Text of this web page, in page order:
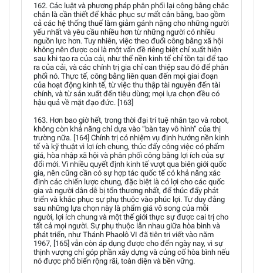
162. Các luật và phương pháp phân phối lại công bằng chắc
chắn là cần thiết để khắc phục sự mất cân bằng, bao gồm
cả các hệ thống thuế làm giảm gánh nặng cho những người
yếu nhất và yêu cầu nhiều hơn từ những người có nhiều
nguồn lực hơn. Tuy nhiên, việc theo đuổi công bằng xã hội
không nên được coi là một vấn đề riêng biệt chỉ xuất hiện
sau khi tạo ra của cải, như thể nền kinh tế chỉ tồn tại để tạo
ra của cải, và các chính trị gia chỉ can thiệp sau đó để phân
phối nó. Thực tế, công bằng liên quan đến mọi giai đoạn
của hoạt động kinh tế, từ việc thu thập tài nguyên đến tài
chính, và từ sản xuất đến tiêu dùng; mọi lựa chọn đều có
hậu quả về mặt đạo đức. [163]
163. Hơn bao giờ hết, trong thời đại trí tuệ nhân tạo và robot,
không còn khả năng chỉ dựa vào “bàn tay vô hình” của thị
trường nữa. [164] Chính trị có nhiệm vụ định hướng nền kinh
tế và kỹ thuật vì lợi ích chung, thúc đẩy công việc có phẩm
giá, hòa nhập xã hội và phân phối công bằng lợi ích của sự
đổi mới. Vì nhiều quyết định kinh tế vượt qua biên giới quốc
gia, nên cũng cần có sự hợp tác quốc tế có khả năng xác
định các chiến lược chung, đặc biệt là có lợi cho các quốc
gia và người dân dễ bị tổn thương nhất, để thúc đẩy phát
triển và khắc phục sự phụ thuộc vào phúc lợi. Tư duy đằng
sau những lựa chọn này là phẩm giá vô song của mỗi
người, lợi ích chung và một thế giới thực sự được cai trị cho
tất cả mọi người. Sự phụ thuộc lẫn nhau giữa hòa bình và
phát triển, như Thánh Phaolô VI đã tiên tri viết vào năm
1967, [165] vẫn còn áp dụng được cho đến ngày nay, vì sự
thịnh vượng chỉ góp phần xây dựng và củng cố hòa bình nếu
nó được phổ biến rộng rãi, toàn diện và bền vững.